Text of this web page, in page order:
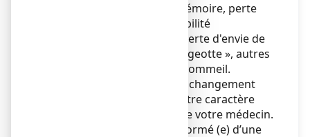
Insomnie, problèmes de mémoire, perte
d'énergie, irritabilité, culpabilité
inhabituelle, idées noires, perte d'envie de
vivre, perte d'appétit, « bougeotte », autres
troubles de l'appétit et du sommeil.
Si ces troubles reflètent un changement
important par rapport à votre caractère
habituel, demandez l'avis de votre médecin.
Si votre médecin vous a informé (e) d’une